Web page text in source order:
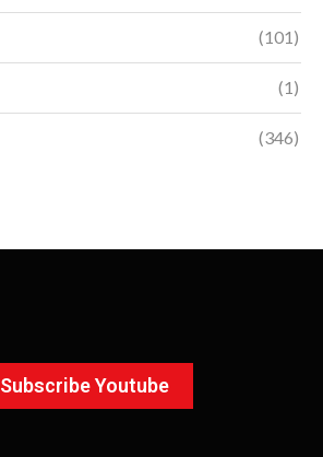
(101)
(1)
(346)
Subscribe Youtube